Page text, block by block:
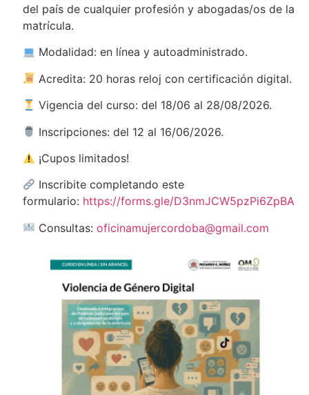
del país de cualquier profesión y abogadas/os de la
matrícula.
Modalidad: en línea y autoadministrado.
Acredita: 20 horas reloj con certificación digital.
Vigencia del curso: del 18/06 al 28/08/2026.
Inscripciones: del 12 al 16/06/2026.
¡Cupos limitados!
Inscribite completando este
formulario: https://forms.gle/D3nmJCW5pzPi6ZpBA
Consultas: oficinamujercordoba@gmail.com